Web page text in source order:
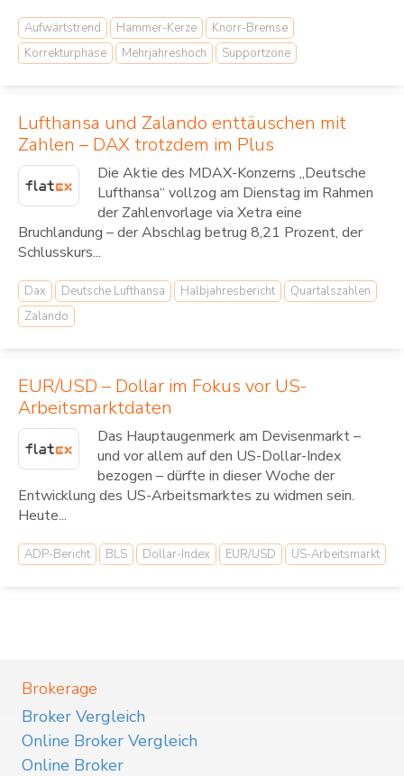
Aufwärtstrend Hammer-Kerze
Knorr-Bremse
Korrekturphase
Mehrjahreshoch Supportzone
Lufthansa und Zalando enttäuschen mit
Zahlen – DAX trotzdem im Plus
Die Aktie des MDAX-Konzerns „Deutsche
Lufthansa“ vollzog am Dienstag im Rahmen
der Zahlenvorlage via Xetra eine
Bruchlandung – der Abschlag betrug 8,21 Prozent, der
Schlusskurs...
Dax Deutsche Lufthansa Halbjahresbericht
Quartalszahlen
Zalando
EUR/USD – Dollar im Fokus vor US-
Arbeitsmarktdaten
Das Hauptaugenmerk am Devisenmarkt –
und vor allem auf den US-Dollar-Index
bezogen – dürfte in dieser Woche der
Entwicklung des US-Arbeitsmarktes zu widmen sein.
Heute...
ADP-Bericht BLS Dollar-Index EUR/USD US-Arbeitsmarkt
Brokerage
Broker Vergleich
Online Broker Vergleich
Online Broker